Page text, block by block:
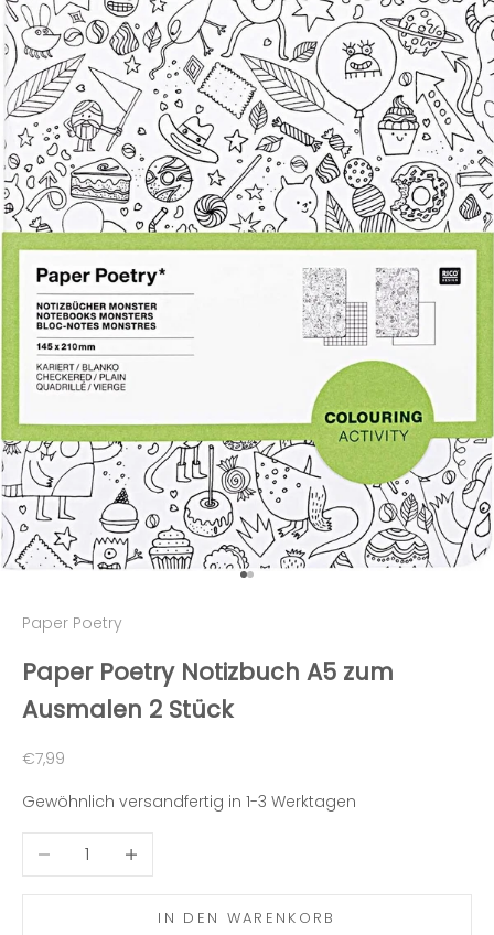
Gehe zu Element 1
Gehe zu Element 2
Paper Poetry
Paper Poetry Notizbuch A5 zum
Ausmalen 2 Stück
Angebot
€7,99
Gewöhnlich versandfertig in 1-3 Werktagen
Anzahl verringernAnzahl erhöhen
IN DEN WARENKORB